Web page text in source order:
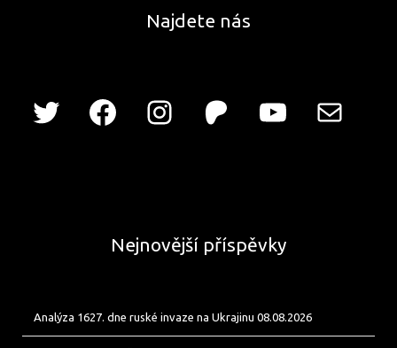
Najdete nás
Nejnovější příspěvky
Analýza 1627. dne ruské invaze na Ukrajinu 08.08.2026